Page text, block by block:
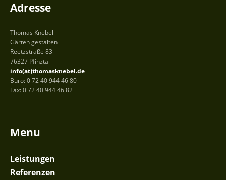
Adresse
Thomas Knebel
Gärten gestalten
Reetzstraße 83
76327 Pfinztal
info(at)thomasknebel.de
Büro: 0 72 40 944 46 80
Fax: 0 72 40 944 46 82
Menu
Leistungen
Referenzen